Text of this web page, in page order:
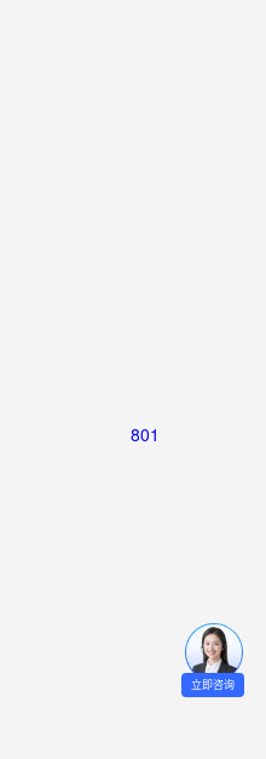
立即咨询